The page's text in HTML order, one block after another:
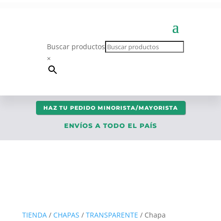
Buscar productos
×
HAZ TU PEDIDO MINORISTA/MAYORISTA
ENVÍOS A TODO EL PAÍS
TIENDA/ CHAPAS / TRANSPARENTE / Chapa